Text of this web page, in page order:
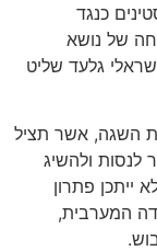
כנגד
של נושא
גלעד שליט
השגה, אשר תציל
לנסות ולהשיג
ייתכן פתרון
המערבית,